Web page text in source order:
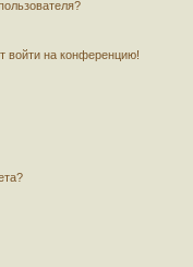
войти на конференцию!